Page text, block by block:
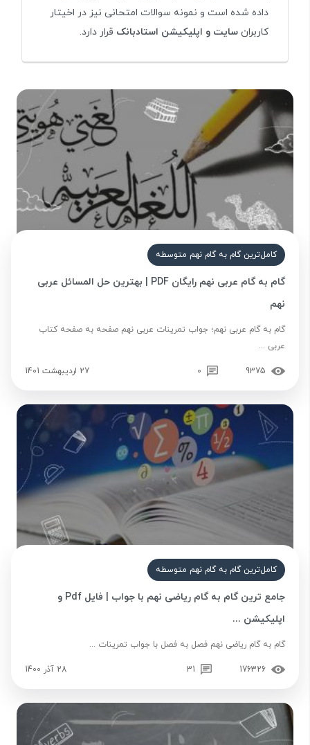
داده شده است و نمونه سوالات امتحانی نیز در اخیتار
کاربران سایت و اپلیکیشن استادبانک قرار دارد.
کامل‌ترین گام به گام نهم متوسطه
گام به گام عربی نهم رایگان PDF | بهترین حل المسائل عربی
نهم
گام به گام عربی نهم؛ جواب تمرینات عربی نهم صفحه به صفحه کتاب
عربی ...
9375
0 27 اردیبهشت 1401
کامل‌ترین گام به گام نهم متوسطه
جامع ترین گام به گام ریاضی نهم با جواب | فایل Pdf و
اپلیکیشن ...
گام به گام ریاضی نهم فصل به فصل با جواب تمرینات ...
176326
31 28 آذر 1400